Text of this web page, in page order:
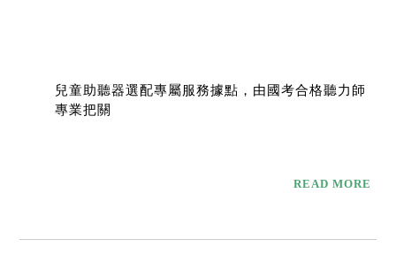
兒童助聽器選配專屬服務據點，由國考合格聽力師
專業把關
READ MORE